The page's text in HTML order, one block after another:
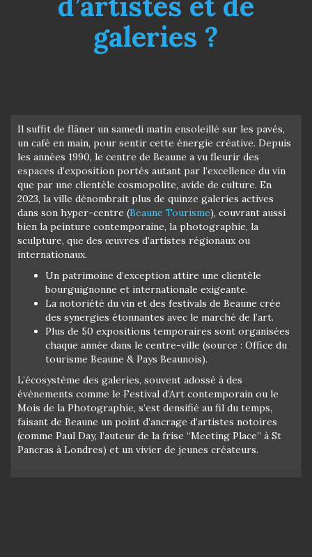
galeries ?
Il suffit de flâner un samedi matin ensoleillé sur les pavés,
un café en main, pour sentir cette énergie créative. Depuis
les années 1990, le centre de Beaune a vu fleurir des
espaces d’exposition portés autant par l’excellence du vin
que par une clientèle cosmopolite, avide de culture. En
2023, la ville dénombrait plus de quinze galeries actives
dans son hyper-centre (Beaune Tourisme), couvrant aussi
bien la peinture contemporaine, la photographie, la
sculpture, que des œuvres d’artistes régionaux ou
internationaux.
Un patrimoine d’exception attire une clientèle
bourguignonne et internationale exigeante.
La notoriété du vin et des festivals de Beaune crée
des synergies étonnantes avec le marché de l’art.
Plus de 50 expositions temporaires sont organisées
chaque année dans le centre-ville (source : Office du
tourisme Beaune & Pays Beaunois).
L’écosystème des galeries, souvent adossé à des
événements comme le Festival d’Art contemporain ou le
Mois de la Photographie, s’est densifié au fil du temps,
faisant de Beaune un point d’ancrage d’artistes notoires
(comme Paul Day, l’auteur de la frise “Meeting Place” à St
Pancras à Londres) et un vivier de jeunes créateurs.